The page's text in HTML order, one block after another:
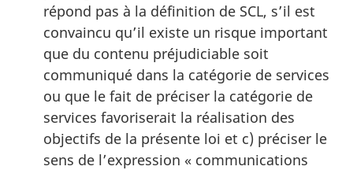
répond pas à la définition de SCL, s’il est
convaincu qu’il existe un risque important
que du contenu préjudiciable soit
communiqué dans la catégorie de services
ou que le fait de préciser la catégorie de
services favoriserait la réalisation des
objectifs de la présente loi et c) préciser le
sens de l’expression « communications